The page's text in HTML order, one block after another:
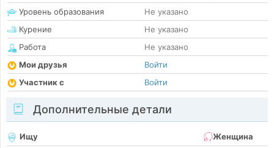
Уровень образования
Не указано
Курение
Не указано
Работа
Не указано
Мои друзья
Войти
Участник с
Войти
Дополнительные детали
Ищу
Женщина